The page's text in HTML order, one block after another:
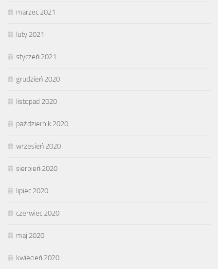
marzec 2021
luty 2021
styczeń 2021
grudzień 2020
listopad 2020
październik 2020
wrzesień 2020
sierpień 2020
lipiec 2020
czerwiec 2020
maj 2020
kwiecień 2020